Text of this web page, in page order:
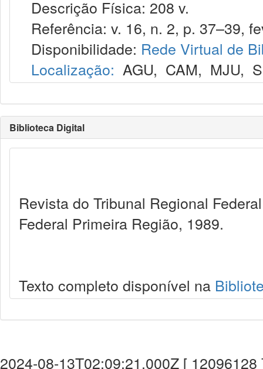
Descrição Física: 208 v.
Referência: v. 16, n. 2, p. 37–39,
Disponibilidade: Rede Virtual de
Localização: AGU, CAM, MJU,
Biblioteca Digital
Revista do Tribunal Regional
Federal Primeira Região, 1989.
Texto completo disponível na
2024-08-13T02:09:21.000Z [ 12096128